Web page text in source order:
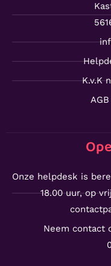
K.v.K
Onze helpdesk is
18.00 uur, op
Neem contact